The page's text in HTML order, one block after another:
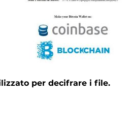
per decifrare i file.